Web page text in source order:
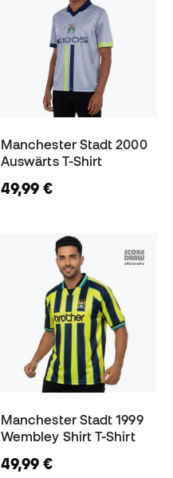
Manchester Stadt 2000
Auswärts T-Shirt
49,99 €
Manchester Stadt 1999
Wembley Shirt T-Shirt
49,99 €